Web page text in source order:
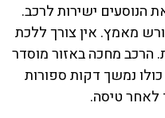
הנוסעים ישירות לרכב.
מאמץ. אין צורך ללכת
הרכב מחכה באזור מוסדר
נמשך דקות ספורות
לאחר טיסה.